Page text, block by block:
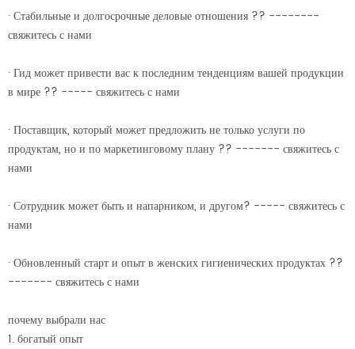
· Стабильные и долгосрочные деловые отношения ?? --------
свяжитесь с нами
· Гид может привести вас к последним тенденциям вашей продукции
в мире ?? ----- свяжитесь с нами
· Поставщик, который может предложить не только услуги по
продуктам, но и по маркетинговому плану ?? ------- свяжитесь с
нами
· Сотрудник может быть и напарником, и другом? ----- свяжитесь с
нами
· Обновленный старт и опыт в женских гигиенических продуктах ??
------- свяжитесь с нами
почему выбрали нас
1. богатый опыт